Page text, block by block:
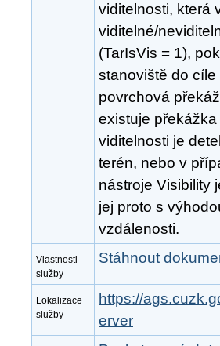
viditelnosti, která
viditelné/
(TarIsVis = 1),
stanoviště do
povrchová
existuje
viditelnosti je
terén, nebo v
nástroje Visibility
jej proto s
vzdálenosti.
Vlastnosti
služby
Stáhnout
Lokalizace
služby
https://
erver